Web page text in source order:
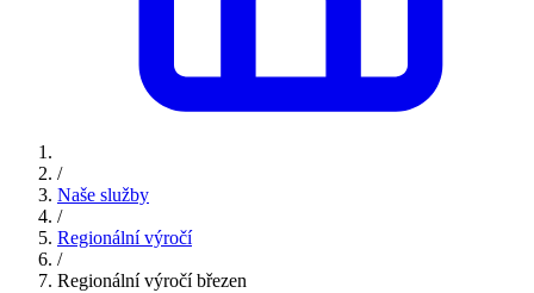
/
Naše služby
/
Regionální výročí
/
Regionální výročí březen